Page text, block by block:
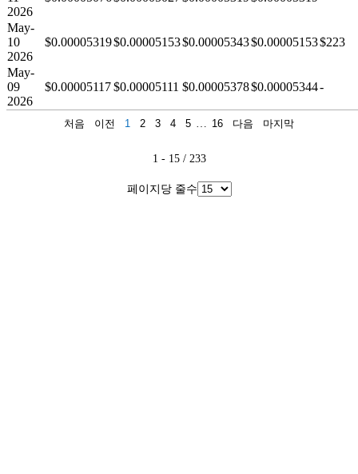
2026
May-
10
2026
$0.00005319$0.00005153$0.00005343$0.00005153$223
May-
09
2026
$0.00005117$0.00005111 $0.00005378$0.00005344-
1 - 15 / 233
페이지당 줄수
처음 이전 1 2 3 4 5 16 다음 마지막